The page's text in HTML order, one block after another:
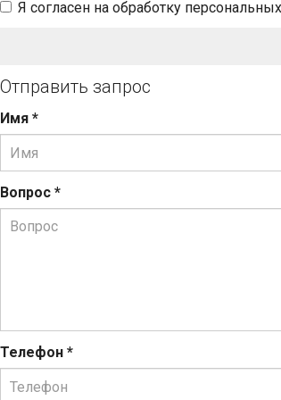
Я согласен на обработку
Отправить запрос
Имя *
Вопрос *
Телефон *